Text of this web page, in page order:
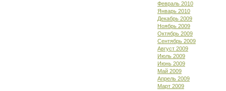
Февраль 2010
Январь 2010
Декабрь 2009
Ноябрь 2009
Октябрь 2009
Сентябрь 2009
Август 2009
Июль 2009
Июнь 2009
Май 2009
Апрель 2009
Март 2009